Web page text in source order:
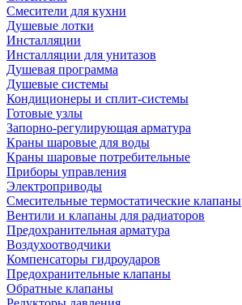
Смесители для кухни
Душевые лотки
Инсталляции
Инсталляции для унитазов
Душевая программа
Душевые системы
Кондиционеры и сплит-системы
Готовые узлы
Запорно-регулирующая арматура
Краны шаровые для воды
Краны шаровые потребительные
Приборы управления
Электроприводы
Смесительные термостатические клапаны
Вентили и клапаны для радиаторов
Предохранительная арматура
Воздухоотводчики
Компенсаторы гидроударов
Предохранительные клапаны
Обратные клапаны